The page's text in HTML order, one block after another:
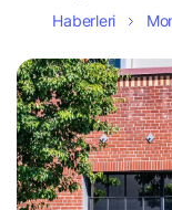
Haberleri